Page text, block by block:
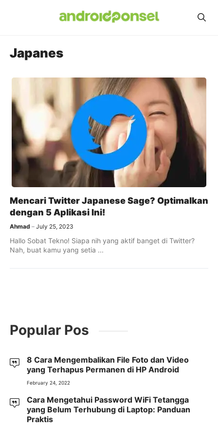
Japanes
Mencari Twitter Japanese Sage? Optimalkan
dengan 5 Aplikasi Ini!
Ahmad July 25, 2023
Hallo Sobat Tekno! Siapa nih yang aktif banget di Twitter?
Nah, buat kamu yang setia ...
Popular Pos
8 Cara Mengembalikan File Foto dan Video
yang Terhapus Permanen di HP Android
February 24, 2022
Cara Mengetahui Password WiFi Tetangga
yang Belum Terhubung di Laptop: Panduan
Praktis